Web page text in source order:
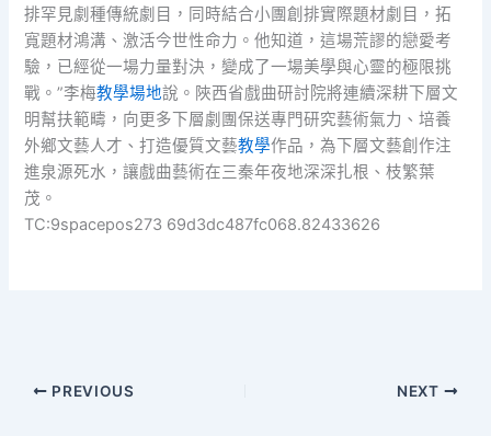
排罕見劇種傳統劇目，同時結合小團創排實際題材劇目，拓
寬題材鴻溝、激活今世性命力。他知道，這場荒謬的戀愛考
驗，已經從一場力量對決，變成了一場美學與心靈的極限挑
戰。”李梅教學場地說。陜西省戲曲研討院將連續深耕下層文
明幫扶範疇，向更多下層劇團保送專門研究藝術氣力、培養
外鄉文藝人才、打造優質文藝教學作品，為下層文藝創作注
進泉源死水，讓戲曲藝術在三秦年夜地深深扎根、枝繁葉
茂。
TC:9spacepos273 69d3dc487fc068.82433626
PREVIOUS NEXT